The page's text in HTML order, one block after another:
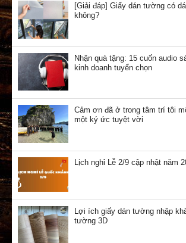
[Giải đáp] Giấy dán tường có
không?
Nhận quà tặng: 15 cuốn audio
kinh doanh tuyển chọn
Cảm ơn đã ở trong tâm trí tôi
một ký ức tuyệt vời
Lịch nghỉ Lễ 2/9 cập nhật năm
Lợi ích giấy dán tường nhập
tường 3D